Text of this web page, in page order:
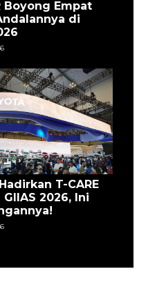
Boyong Empat
di
T-CARE
GIIAS 2026, Ini